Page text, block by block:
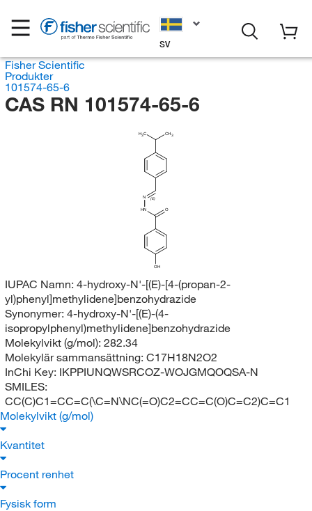
SV
Fisher Scientific
Produkter
101574-65-6
CAS RN 101574-65-6
H3C CH3
N
HN O
OH
(E)
IUPAC Namn: 4-hydroxy-N'-[(E)-[4-(propan-2-
yl)phenyl]methylidene]benzohydrazide
Synonymer: 4-hydroxy-N'-[(E)-(4-
isopropylphenyl)methylidene]benzohydrazide
Molekylvikt (g/mol): 282.34
Molekylär sammansättning: C17H18N2O2
InChi Key: IKPPIUNQWSRCOZ-WOJGMQOQSA-N
SMILES:
CC(C)C1=CC=C(\C=N\NC(=O)C2=CC=C(O)C=C2)C=C1
Molekylvikt (g/mol)
Kvantitet
Procent renhet
Fysisk form